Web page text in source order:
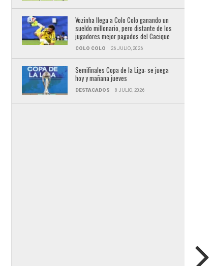
Vozinha llega a Colo Colo ganando un
sueldo millonario, pero distante de los
jugadores mejor pagados del Cacique
COLO COLO 26 JULIO, 2026
Semifinales Copa de la Liga: se juega
hoy y mañana jueves
DESTACADOS 8 JULIO, 2026